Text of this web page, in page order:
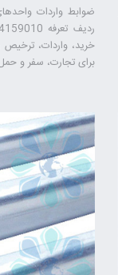
ضوابط واردات
خرید، واردات،
برای تجارت، سفر و